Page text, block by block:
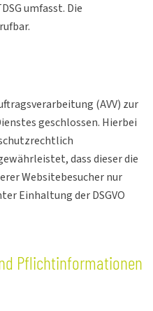
umfasst. Die
(AVV) zur
geschlossen. Hierbei
dass dieser die
Websitebesucher nur
Einhaltung der DSGVO
Pflicht­informationen